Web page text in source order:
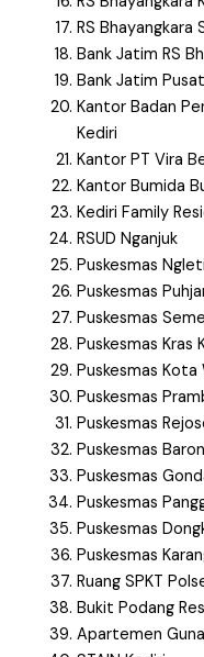
RS Bhayangkara
Bank Jatim RS
Bank Jatim
Kantor Badan
Kediri
Kantor PT Vira
Kantor Bumida
Kediri Family
RSUD Nganjuk
Puskesmas
Puskesmas
Puskesmas
Puskesmas Kras
Puskesmas Kota
Puskesmas
Puskesmas
Puskesmas
Puskesmas
Puskesmas
Puskesmas
Puskesmas
Ruang SPKT
Bukit Podang
Apartemen